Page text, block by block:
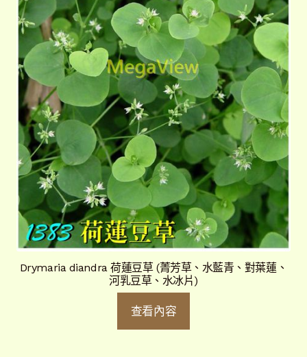
Drymaria diandra 荷蓮豆草 (菁芳草、水藍青、對葉蓮、
河乳豆草、水冰片)
查看內容